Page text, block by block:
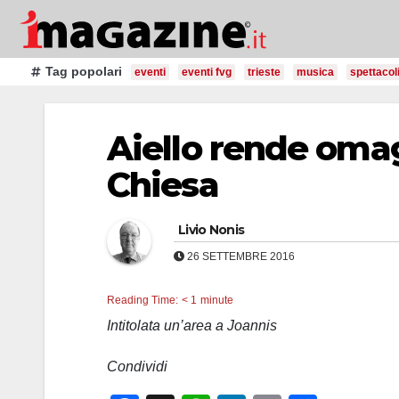
Salta
contenutoTag popolari eventi eventi fvg trieste musica spettacoli
Aiello rende
Chiesa
Livio Nonis
26 SETTEMBRE 2016
Reading Time: < 1 minute
Intitolata un’area a Joannis
Condividi